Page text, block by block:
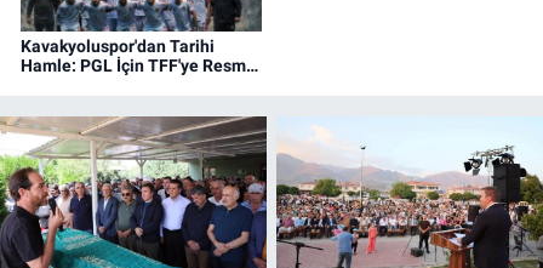
Kavakyoluspor'dan Tarihi
Hamle: PGL İçin TFF'ye Resmi